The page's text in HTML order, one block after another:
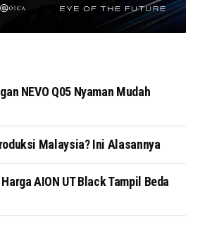
NEVO Q05 Nyaman Mudah
Malaysia? Ini Alasannya
AION UT Black Tampil Beda